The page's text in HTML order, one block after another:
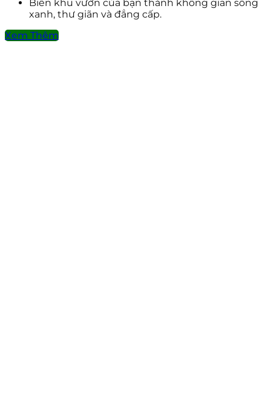
Biến khu vườn của bạn thành không gian sống
xanh, thư giãn và đẳng cấp.
Xem Thêm